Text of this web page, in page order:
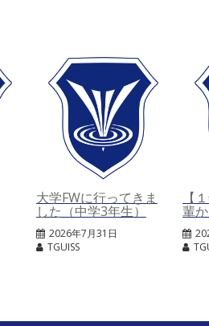
大学FWに行ってきま
した（中学3年生）
2026年7月31日
TGUISS
【
輩